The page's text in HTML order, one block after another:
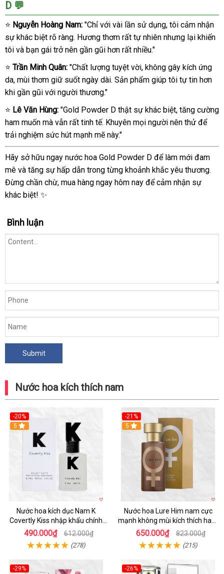
D 💬
⭐ Nguyễn Hoàng Nam: "Chỉ với vài lần sử dụng, tôi cảm nhận
sự khác biệt rõ ràng. Hương thơm rất tự nhiên nhưng lại khiến
tôi và bạn gái trở nên gần gũi hơn rất nhiều."
⭐ Trần Minh Quân: "Chất lượng tuyệt vời, không gây kích ứng
da, mùi thơm giữ suốt ngày dài. Sản phẩm giúp tôi tự tin hơn
khi gần gũi với người thương."
⭐ Lê Văn Hùng: "Gold Powder D thật sự khác biệt, tăng cường
ham muốn mà vẫn rất tinh tế. Khuyên mọi người nên thử để
trải nghiệm sức hút mạnh mẽ này."
Hãy sở hữu ngay nước hoa Gold Powder D để làm mới đam
mê và tăng sự hấp dẫn trong từng khoảnh khắc yêu thương.
Đừng chần chừ, mua hàng ngay hôm nay để cảm nhận sự
khác biệt! ✨
Bình luận
Nước hoa kích thích nam
-20%
5
Nước hoa kích dục Nam K
Covertly Kiss nhập khẩu chính
hãng thơm lâu
490.000₫ 612.000₫
(278)
-21%
5
Nước hoa Lure Him nam cực
mạnh không mùi kích thích ham
muốn
650.000₫ 823.000₫
(215)
-29%
-26%